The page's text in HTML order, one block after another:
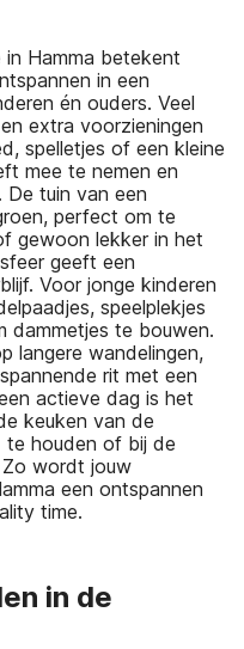
in Hamma betekent
in een
én ouders. Veel
extra voorzieningen
spelletjes of een kleine
mee te nemen en
tuin van een
perfect om te
gewoon lekker in het
geeft een
Voor jonge kinderen
speelplekjes
dammetjes te bouwen.
langere wandelingen,
rit met een
actieve dag is het
keuken van de
te houden of bij de
wordt jouw
een ontspannen
time.
in de